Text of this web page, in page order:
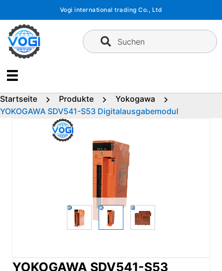
springen
Vogi international trading Co., Ltd
Suchen
Startseite Produkte
Yokogawa
YOKOGAWA SDV541-S53 Digitalausgabemodul
YOKOGAWA SDV541-S53